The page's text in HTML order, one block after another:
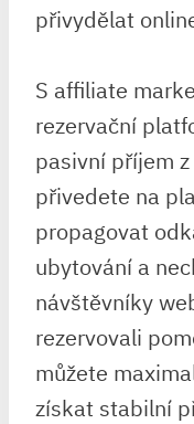
přivydělat
S affiliate
rezervační
pasivní příjem
přivedete na
propagovat
ubytování a
návštěvníky
rezervovali
můžete
získat stabilní